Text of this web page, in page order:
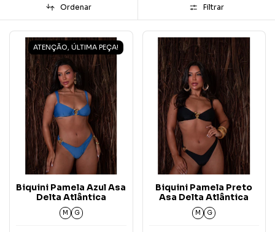
Ordenar Filtrar
ATENÇÃO, ÚLTIMA PEÇA!
Biquini Pamela Azul Asa
Delta Atlântica
M G
Biquini Pamela Preto
Asa Delta Atlântica
M G